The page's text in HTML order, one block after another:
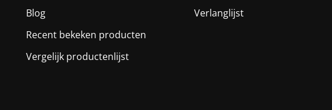
Blog
Recent bekeken producten
Vergelijk productenlijst
Verlanglijst